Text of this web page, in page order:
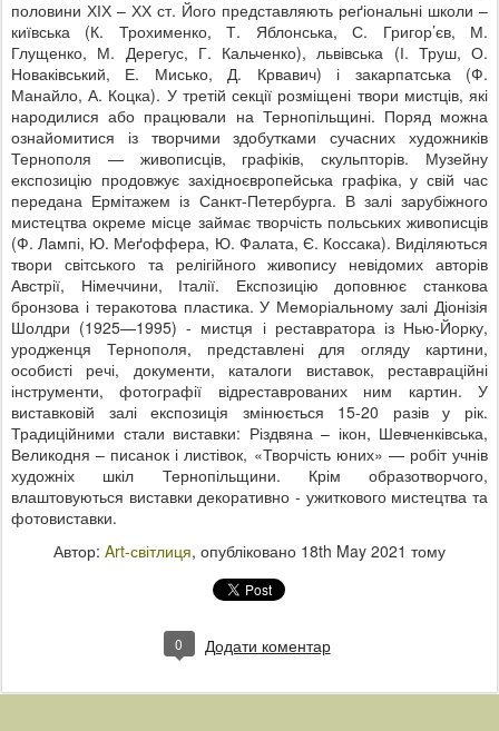
половини ХІХ – ХХ ст. Його представляють реґіональні школи –
київська (К. Трохименко, Т. Яблонська, С. Григор’єв, М.
Глущенко, М. Дерегус, Г. Кальченко), львівська (І. Труш, О.
Новаківський, Е. Мисько, Д. Крвавич) і закарпатська (Ф.
Манайло, А. Коцка). У третій секції розміщені твори мистців, які
народилися або працювали на Тернопільщині. Поряд можна
ознайомитися із творчими здобутками сучасних художників
Тернополя — живописців, графіків, скульпторів. Музейну
експозицію продовжує західноєвропейська графіка, у свій час
передана Ермітажем із Санкт-Петербурга. В залі зарубіжного
мистецтва окреме місце займає творчість польських живописців
(Ф. Лампі, Ю. Меґоффера, Ю. Фалата, Є. Коссака). Виділяються
твори світського та релігійного живопису невідомих авторів
Австрії, Німеччини, Італії. Експозицію доповнює станкова
бронзова і теракотова пластика. У Меморіальному залі Діонізія
Шолдри (1925—1995) - мистця і реставратора із Нью-Йорку,
уродженця Тернополя, представлені для огляду картини,
особисті речі, документи, каталоги виставок, реставраційні
інструменти, фотографії відреставрованих ним картин. У
виставковій залі експозиція змінюється 15-20 разів у рік.
Традиційними стали виставки: Різдвяна – ікон, Шевченківська,
Великодня – писанок і листівок, «Творчість юних» — робіт учнів
художніх шкіл Тернопільщини. Крім образотворчого,
влаштовуються виставки декоративно - ужиткового мистецтва та
фотовиставки.
Автор: Art-світлиця, опубліковано 18th May 2021 тому
0 Додати коментар